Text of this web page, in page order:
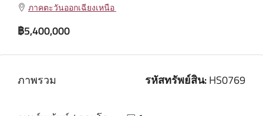
ภาคตะวันออกเฉียงเหนือ
฿5,400,000
ภาพรวม รหัสทรัพย์สิน:HS0769